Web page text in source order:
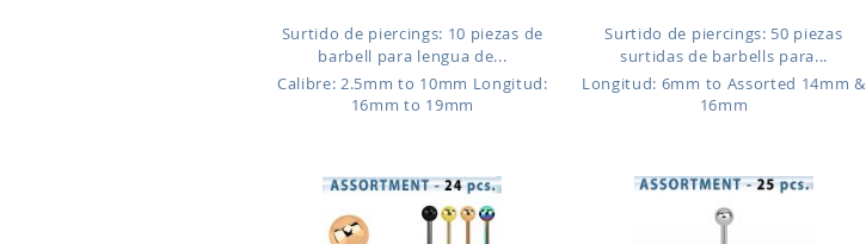
Surtido de piercings: 10 piezas de
barbell para lengua de...
Calibre: 2.5mm to 10mm Longitud:
16mm to 19mm
Surtido de piercings: 50 piezas
surtidas de barbells para...
Longitud: 6mm to Assorted 14mm &
16mm